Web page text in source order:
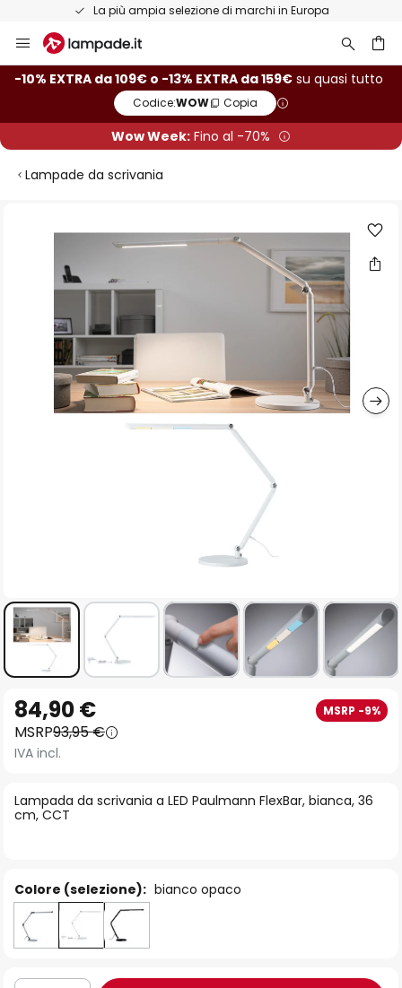
La più ampia selezione di marchi in Europa
Salta
al
contenuto
-10% EXTRA da 109€ o -13% EXTRA da 159€ su quasi tutto
Codice:WOW Copia
Wow Week: Fino al -70%
Lampade da scrivania
immagini
all'inizio
della
galleria
immagini
Lampada da scrivania a LED Paulmann FlexBar, bianca, 36
cm, CCT
84,90 € MSRP -9%
MSRP93,95 €
IVA incl.
Colore (selezione): bianco opaco